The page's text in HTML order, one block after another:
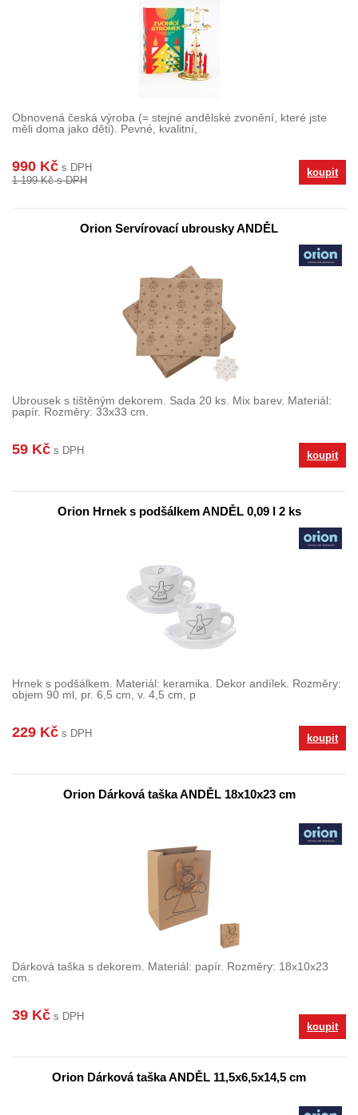
Obnovená česká výroba (= stejné andělské zvonění, které jste
měli doma jako děti). Pevné, kvalitní,
990 Kč s DPH
1 199 Kč s DPH
koupit
Orion Servírovací ubrousky ANDĚL
Ubrousek s tištěným dekorem. Sada 20 ks. Mix barev. Materiál:
papír. Rozměry: 33x33 cm.
59 Kč s DPH koupit
Orion Hrnek s podšálkem ANDĚL 0,09 l 2 ks
Hrnek s podšálkem. Materiál: keramika. Dekor andílek. Rozměry:
objem 90 ml, pr. 6,5 cm, v. 4,5 cm, p
229 Kč s DPH koupit
Orion Dárková taška ANDĚL 18x10x23 cm
Dárková taška s dekorem. Materiál: papír. Rozměry: 18x10x23
cm.
39 Kč s DPH
koupit
Orion Dárková taška ANDĚL 11,5x6,5x14,5 cm